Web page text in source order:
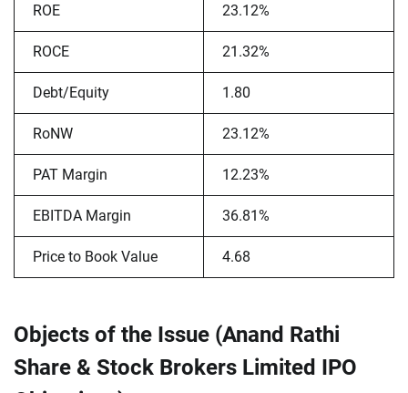
ROE 23.12%
ROCE 21.32%
Debt/Equity 1.80
RoNW 23.12%
PAT Margin 12.23%
EBITDA Margin 36.81%
Price to Book Value 4.68
Objects of the Issue (Anand Rathi
Share & Stock Brokers Limited IPO